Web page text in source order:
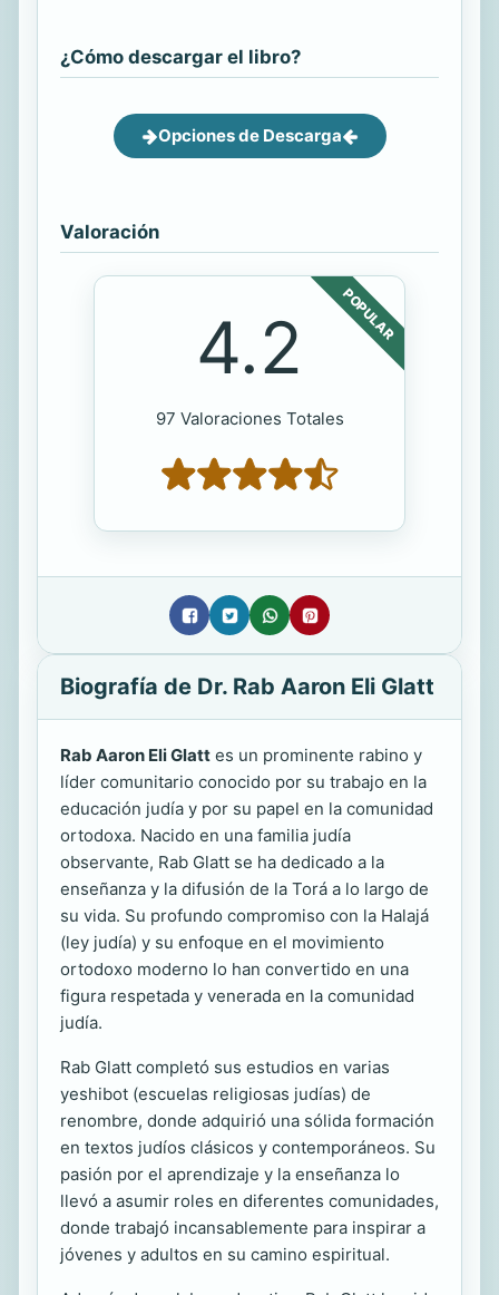
¿Cómo descargar el libro?
Opciones de Descarga
Valoración
POPULAR
4.2
97 Valoraciones Totales
Biografía de Dr. Rab Aaron Eli Glatt
Rab Aaron Eli Glatt es un prominente rabino y
líder comunitario conocido por su trabajo en la
educación judía y por su papel en la comunidad
ortodoxa. Nacido en una familia judía
observante, Rab Glatt se ha dedicado a la
enseñanza y la difusión de la Torá a lo largo de
su vida. Su profundo compromiso con la Halajá
(ley judía) y su enfoque en el movimiento
ortodoxo moderno lo han convertido en una
figura respetada y venerada en la comunidad
judía.
Rab Glatt completó sus estudios en varias
yeshibot (escuelas religiosas judías) de
renombre, donde adquirió una sólida formación
en textos judíos clásicos y contemporáneos. Su
pasión por el aprendizaje y la enseñanza lo
llevó a asumir roles en diferentes comunidades,
donde trabajó incansablemente para inspirar a
jóvenes y adultos en su camino espiritual.